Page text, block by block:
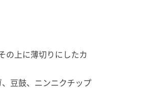
の上に薄切りにしたカ
豆鼓、ニンニクチップ